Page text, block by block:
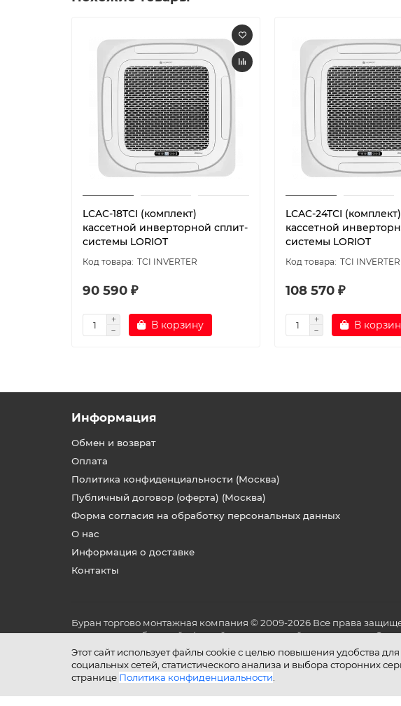
LCAC-18TCI (комплект)
кассетной инверторной сплит-
системы LORIOT
TCI INVERTER
90 590 ₽
В корзину
LCAC-24TСI (комплект)
кассетной
системы LORIOT
TCI INVERTER
108 570 ₽
В
Этот сайт использует файлы cookie с целью повышения удобства
социальных сетей, статистического анализа и выбора сторонних
странице Политика конфиденциальности
Информация
Обмен и возврат
Оплата
Политика конфиденциальности (Москва)
Публичный договор (оферта) (Москва)
Форма согласия на обработку персональных данных
О нас
Информация о доставке
Контакты
Буран торгово монтажная компания © 2009-2026 Все права
не является публичной офертой, определяемой положениями
и условиях его эксплуатации.